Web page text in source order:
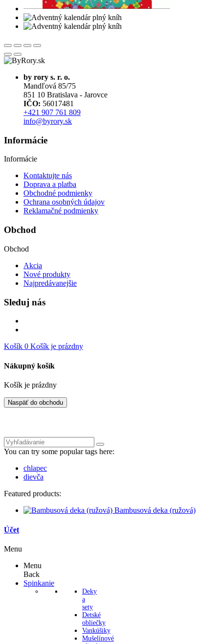
by rory s. r. o.
Mandľová 85/75
851 10 Bratislava - Jarovce
IČO: 56017481
+421 907 761 809
info@byrory.sk
Informácie
Informácie
Kontaktujte nás
Doprava a platba
Obchodné podmienky
Ochrana osobných údajov
Reklamačné podmienky
Obchod
Obchod
Akcia
Nové produkty
Najpredávanejšie
Sleduj nás
Košík 0 Košík je prázdny
Nákupný košík
Košík je prázdny
Naspäť do obchodu
You can try some popular tags here:
chlapec
dievča
Featured products:
Bambusová deka (ružová)
Účet
Menu
Menu
Back
Spinkanie
Deky
a
sety
Detské
obliečky
Vankúšiky
Mušelínové